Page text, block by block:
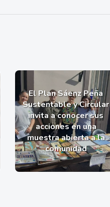
El Plan Sáenz Peña
Sustentable y Circular
invita a conocer sus
acciones en una
muestra abierta a la
comunidad